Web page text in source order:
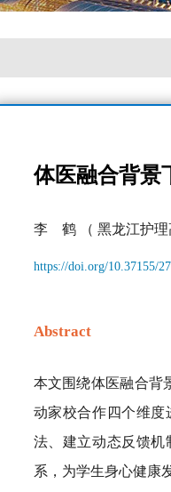
体医融合背景
李 鹤 （ 黑龙江护
https://doi.org/10.37155/
Abstract
本文围绕体医融合背
动家校合作四个维
法、建立动态反馈
系，为学生身心健康